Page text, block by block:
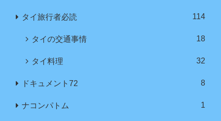
タイ旅行者必読 114
タイの交通事情 18
タイ料理 32
ドキュメント72 8
ナコンパトム 1